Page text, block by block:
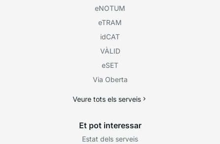
eNOTUM
eTRAM
idCAT
VÀLID
eSET
Via Oberta
Veure tots els serveis
Et pot interessar
Estat dels serveis